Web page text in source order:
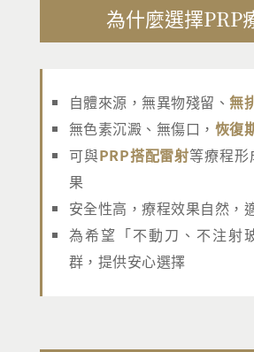
為什麼選擇PRP
自體來源，無異物殘留、無
無色素沉澱、無傷口， 恢復
可與PRP搭配雷射等療程
果
安全性高，療程效果自然，
為希望「不動刀、不注射
群，提供安心選擇